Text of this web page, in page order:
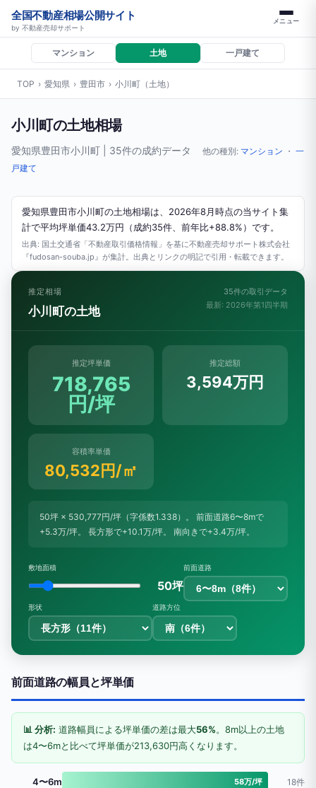
全国不動産相場公開サイト
by 不動産売却サポート
メニュー
マンション 土地 一戸建て
TOP › 愛知県 › 豊田市 › 小川町（土地）
小川町の土地相場
愛知県豊田市小川町 | 35件の成約データ 他の種別: マンション ・ 一
戸建て
愛知県豊田市小川町の土地相場は、2026年8月時点の当サイト集
計で平均坪単価43.2万円（成約35件、前年比+88.8%）です。
出典: 国土交通省「不動産取引価格情報」を基に不動産売却サポート株式会社
『fudosan-souba.jp』が集計。出典とリンクの明記で引用・転載できます。
推定相場
小川町の土地
35件の取引データ
最新: 2026年第1四半期
推定坪単価
718,765
円/坪
推定総額
3,594万円
容積率単価
80,532円/㎡
50坪 × 530,777円/坪（字係数1.338）。 前面道路6〜8mで
+5.3万/坪。 長方形で+10.1万/坪。 南向きで+3.4万/坪。
敷地面積
50坪
前面道路
形状 道路方位
前面道路の幅員と坪単価
📊 分析: 道路幅員による坪単価の差は最大56%。8m以上の土地
は4〜6mと比べて坪単価が213,630円高くなります。
4〜6m 58万/坪 18件